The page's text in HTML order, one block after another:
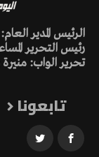
الرئيس المدير
رئيس التحرير
تحرير الواب:
تابعونا